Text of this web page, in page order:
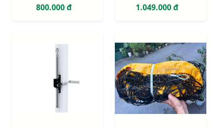
800.000 đ 1.049.000 đ